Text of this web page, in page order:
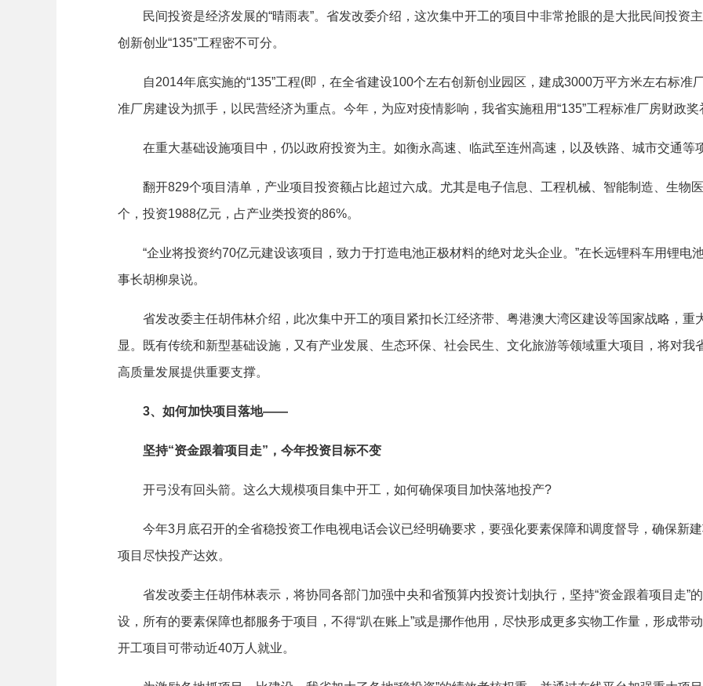
民间投资是经济发展的“晴雨表”。省发改委介绍，这次集中开工的项目中非常抢眼的是大批民间投资
创新创业“135”工程密不可分。
自2014年底实施的“135”工程(即，在全省建设100个左右创新创业园区，建成3000万平方米左右标准
准厂房建设为抓手，以民营经济为重点。今年，为应对疫情影响，我省实施租用“135”工程标准厂房财政奖
在重大基础设施项目中，仍以政府投资为主。如衡永高速、临武至连州高速，以及铁路、城市交通等
翻开829个项目清单，产业项目投资额占比超过六成。尤其是电子信息、工程机械、智能制造、生物
个，投资1988亿元，占产业类投资的86%。
“企业将投资约70亿元建设该项目，致力于打造电池正极材料的绝对龙头企业。”在长远锂科车用锂电
事长胡柳泉说。
省发改委主任胡伟林介绍，此次集中开工的项目紧扣长江经济带、粤港澳大湾区建设等国家战略，重
显。既有传统和新型基础设施，又有产业发展、生态环保、社会民生、文化旅游等领域重大项目，将对我
高质量发展提供重要支撑。
3、如何加快项目落地——
坚持“资金跟着项目走”，今年投资目标不变
开弓没有回头箭。这么大规模项目集中开工，如何确保项目加快落地投产?
今年3月底召开的全省稳投资工作电视电话会议已经明确要求，要强化要素保障和调度督导，确保新
项目尽快投产达效。
省发改委主任胡伟林表示，将协同各部门加强中央和省预算内投资计划执行，坚持“资金跟着项目走”
设，所有的要素保障也都服务于项目，不得“趴在账上”或是挪作他用，尽快形成更多实物工作量，形成带
开工项目可带动近40万人就业。